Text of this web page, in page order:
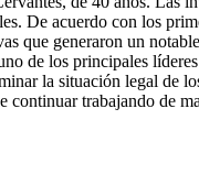
De acuerdo con los
que generaron un
de los principales
la situación legal de
trabajando de